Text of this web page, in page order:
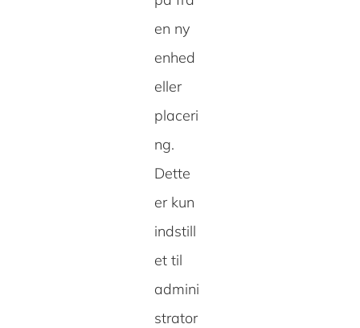
en ny
enhed
eller
placeri
ng.
Dette
er kun
indstill
et til
admini
strator